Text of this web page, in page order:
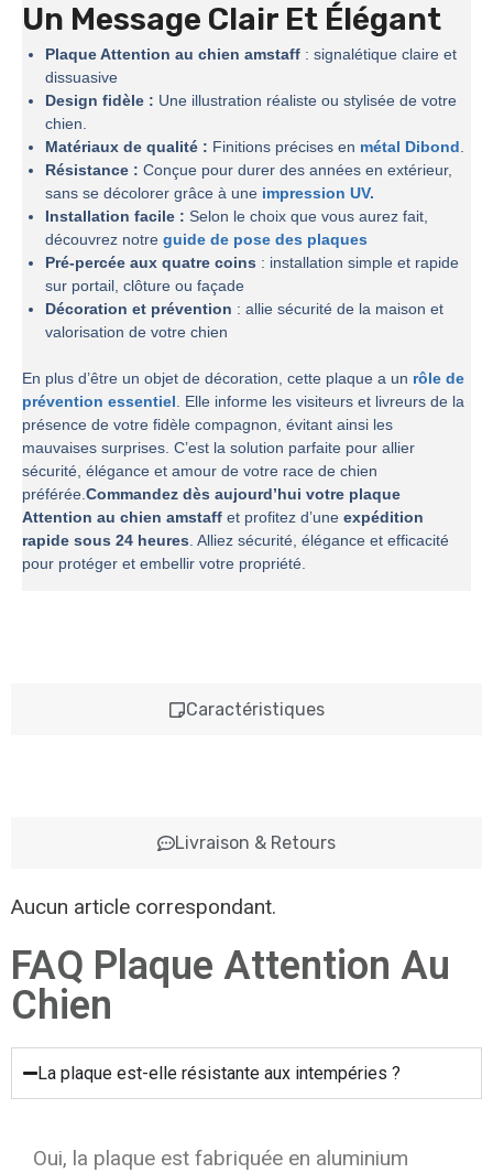
Caractéristiques
Livraison & Retours
Un Message Clair Et Élégant
Plaque Attention au chien amstaff : signalétique claire et
dissuasive
Design fidèle : Une illustration réaliste ou stylisée de votre
chien.
Matériaux de qualité : Finitions précises en métal Dibond.
Résistance : Conçue pour durer des années en extérieur,
sans se décolorer grâce à une impression UV.
Installation facile : Selon le choix que vous aurez fait,
découvrez notre guide de pose des plaques
Pré-percée aux quatre coins : installation simple et rapide
sur portail, clôture ou façade
Décoration et prévention : allie sécurité de la maison et
valorisation de votre chien
En plus d’être un objet de décoration, cette plaque a un rôle de
prévention essentiel. Elle informe les visiteurs et livreurs de la
présence de votre fidèle compagnon, évitant ainsi les
mauvaises surprises. C’est la solution parfaite pour allier
sécurité, élégance et amour de votre race de chien
préférée.Commandez dès aujourd’hui votre plaque
Attention au chien amstaff et profitez d’une expédition
rapide sous 24 heures. Alliez sécurité, élégance et efficacité
pour protéger et embellir votre propriété.
Aucun article correspondant.
FAQ Plaque Attention Au
Chien
La plaque est-elle résistante aux intempéries ?
Oui, la plaque est fabriquée en aluminium